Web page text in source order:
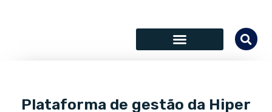
Plataforma de gestão da Hiper